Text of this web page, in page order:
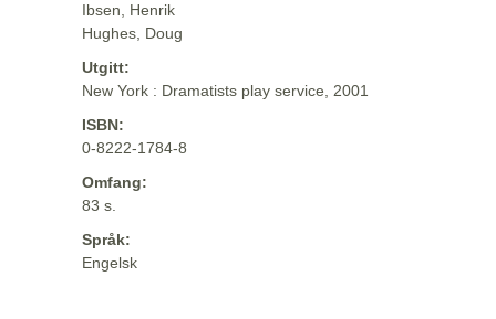
Ibsen, Henrik
Hughes, Doug
Utgitt:
New York : Dramatists play service, 2001
ISBN:
0-8222-1784-8
Omfang:
83 s.
Språk:
Engelsk